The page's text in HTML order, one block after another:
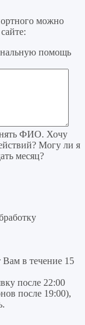
можно
помощь
ФИО. Хочу
Могу ли я
месяц?
в течение 15
после 22:00
после 19:00),